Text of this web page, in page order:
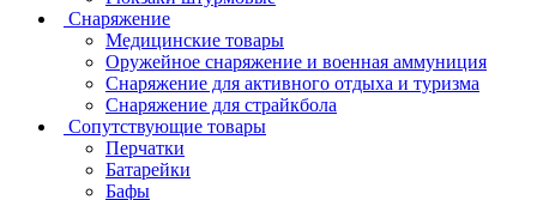
Снаряжение
Медицинские товары
Оружейное снаряжение и военная аммуниция
Снаряжение для активного отдыха и туризма
Снаряжение для страйкбола
Сопутствующие товары
Перчатки
Батарейки
Бафы